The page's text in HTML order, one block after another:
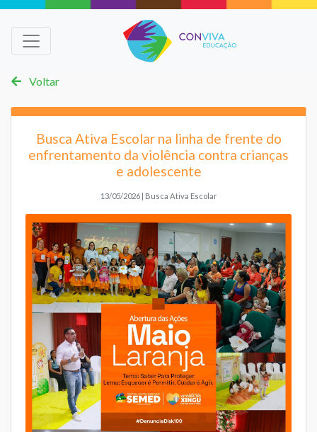
Voltar
Busca Ativa Escolar na linha de frente do
enfrentamento da violência contra crianças
e adolescente
13/05/2026 | Busca Ativa Escolar